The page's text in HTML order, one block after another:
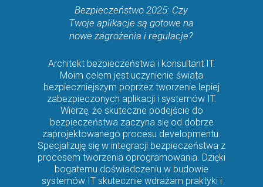
Architekt bezpieczeństwa i konsultant IT.
Moim celem jest uczynienie świata
bezpieczniejszym poprzez tworzenie lepiej
zabezpieczonych aplikacji i systemów IT.
Wierzę, że skuteczne podejście do
bezpieczeństwa zaczyna się od dobrze
zaprojektowanego procesu developmentu.
Specjalizuję się w integracji bezpieczeństwa z
procesem tworzenia oprogramowania. Dzięki
bogatemu doświadczeniu w budowie
systemów IT skutecznie wdrażam praktyki i
Bezpieczeństwo 2025: Czy
Twoje aplikacje są gotowe na
nowe zagrożenia i regulacje?